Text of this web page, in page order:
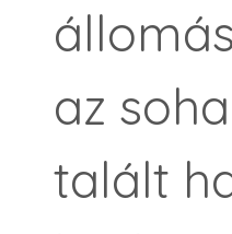
az
talált